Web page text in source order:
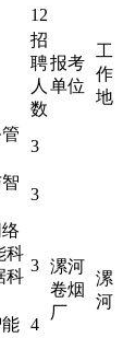
12
招
聘
人
数
报考
单位
工
作
地
3
漯河
卷烟
厂
漯
河
3
科
科
3
4